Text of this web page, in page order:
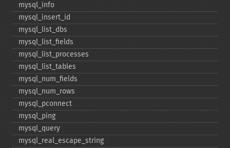
mysql_​info
mysql_​insert_​id
mysql_​list_​dbs
mysql_​list_​fields
mysql_​list_​processes
mysql_​list_​tables
mysql_​num_​fields
mysql_​num_​rows
mysql_​pconnect
mysql_​ping
mysql_​query
mysql_​real_​escape_​string